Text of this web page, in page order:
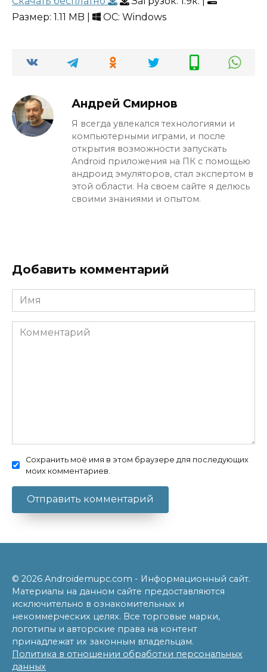
Размер: 1.11 MB |
ОС: Windows
Андрей Смирнов
Я всегда увлекался технологиями и
компьютерными играми, и после
открытия возможности запускать
Android приложения на ПК с помощью
андроид эмуляторов, стал экспертом в
этой области. На своем сайте я делюсь
своими знаниями и опытом.
Добавить комментарий
Имя
Комментарий
Сохранить моё имя в этом браузере для последующих
моих комментариев.
© 2026 Androidemupc.com - Информационный сайт.
Материалы на данном сайте предоставляются
исключительно в ознакомительных и
некоммерческих целях. Все торговые марки,
логотипы и авторские права на контент
принадлежат их законным владельцам.
Политика в отношении обработки персональных
данных